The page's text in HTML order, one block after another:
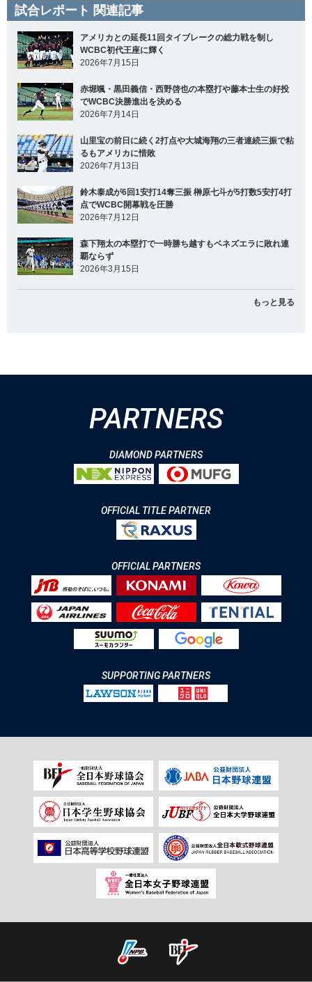
試合レポート 関連記事
アメリカとの延長11回タイブレークの総力戦を制し
WCBC初代王座に輝く
2026年7月15日
赤堀颯・黒田義信・西野啓也の本塁打や藤本士生の好投
でWCBC決勝進出を決める
2026年7月14日
山里宝の前日に続く2打点や大城海翔の三者連続三振で粘
るもアメリカに惜敗
2026年7月13日
鈴木泰成が6回1安打14奪三振 榊原七斗が5打数5安打4打
点でWCBC開幕戦を圧勝
2026年7月12日
森下翔太の本塁打で一時勝ち越すもベネズエラに敗れ連
覇ならず
2026年3月15日
もっと見る
PARTNERS
DIAMOND PARTNERS
OFFICIAL TITLE PARTNER
OFFICIAL PARTNERS
SUPPORTING PARTNERS